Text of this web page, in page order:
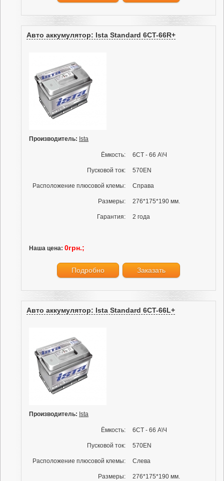
Авто аккумулятор: Ista Standard 6CT-66R+
Производитель: Ista
Ёмкость: 6СТ - 66 А\Ч
Пусковой ток: 570EN
Расположение плюсовой клемы: Справа
Размеры: 276*175*190 мм.
Гарантия: 2 года
Наша цена: 0грн.;
Подробно Заказать
Авто аккумулятор: Ista Standard 6CT-66L+
Производитель: Ista
Ёмкость: 6СТ - 66 А\Ч
Пусковой ток: 570EN
Расположение плюсовой клемы: Слева
Размеры: 276*175*190 мм.